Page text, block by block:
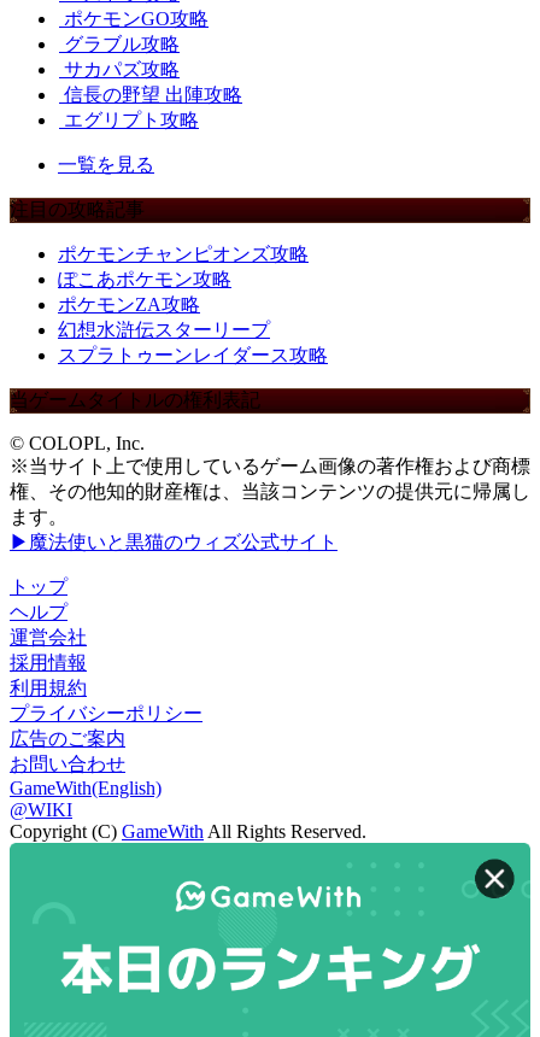
ポケモンGO攻略
グラブル攻略
サカパズ攻略
信長の野望 出陣攻略
エグリプト攻略
一覧を見る
注目の攻略記事
ポケモンチャンピオンズ攻略
ぽこあポケモン攻略
ポケモンZA攻略
幻想水滸伝スターリープ
スプラトゥーンレイダース攻略
当ゲームタイトルの権利表記
© COLOPL, Inc.
※当サイト上で使用しているゲーム画像の著作権および商標
権、その他知的財産権は、当該コンテンツの提供元に帰属し
ます。
▶魔法使いと黒猫のウィズ公式サイト
トップ
ヘルプ
運営会社
採用情報
利用規約
プライバシーポリシー
広告のご案内
お問い合わせ
GameWith(English)
@WIKI
Copyright (C) GameWith All Rights Reserved.